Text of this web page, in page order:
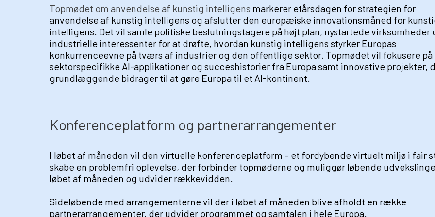
Topmødet om anvendelse af kunstig intelligens markerer etårsdagen for strategien for
anvendelse af kunstig intelligens og afslutter den europæiske innovationsmåned for
intelligens. Det vil samle politiske beslutningstagere på højt plan, nystartede virksomheder
industrielle interessenter for at drøfte, hvordan kunstig intelligens styrker Europas
konkurrenceevne på tværs af industrier og den offentlige sektor. Topmødet vil fokusere på
sektorspecifikke AI-applikationer og succeshistorier fra Europa samt innovative projekter,
grundlæggende bidrager til at gøre Europa til et AI-kontinent.
Konferenceplatform og partnerarrangementer
I løbet af måneden vil den virtuelle konferenceplatform – et fordybende virtuelt miljø i fair
skabe en problemfri oplevelse, der forbinder topmøderne og muliggør løbende
løbet af måneden og udvider rækkevidden.
Sideløbende med arrangementerne vil der i løbet af måneden blive afholdt en række
partnerarrangementer, der udvider programmet og samtalen i hele Europa.